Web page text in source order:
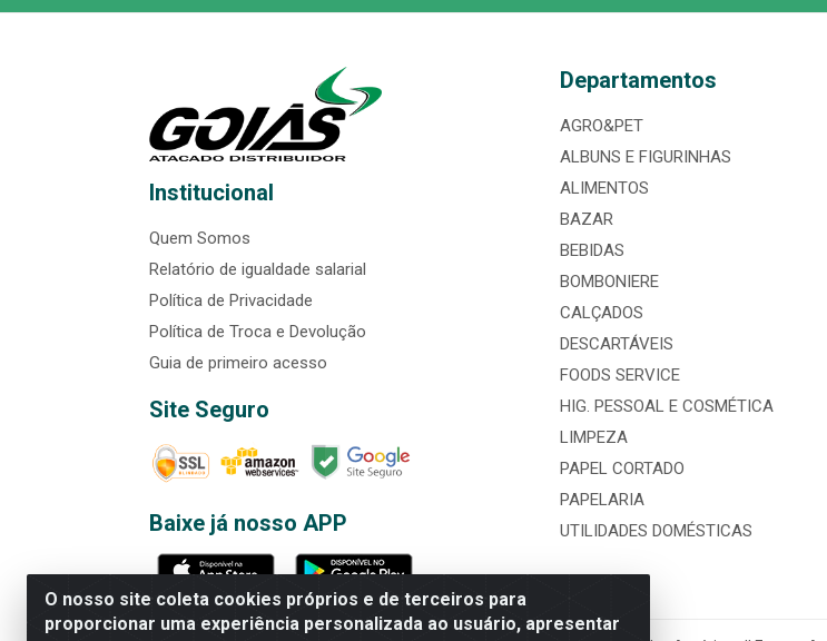
O nosso site coleta cookies próprios e de terceiros para
proporcionar uma experiência personalizada ao usuário, apresentar
Institucional
Quem Somos
Relatório de igualdade salarial
Política de Privacidade
Política de Troca e Devolução
Guia de primeiro acesso
Site Seguro
Baixe já nosso APP
Departamentos
AGRO&PET
ALBUNS E FIGURINHAS
ALIMENTOS
BAZAR
BEBIDAS
BOMBONIERE
CALÇADOS
DESCARTÁVEIS
FOODS SERVICE
HIG. PESSOAL E COSMÉTICA
LIMPEZA
PAPEL CORTADO
PAPELARIA
UTILIDADES DOMÉSTICAS